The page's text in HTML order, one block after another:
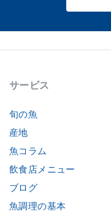
サービス
旬の魚
産地
魚コラム
飲食店メニュー
ブログ
魚調理の基本